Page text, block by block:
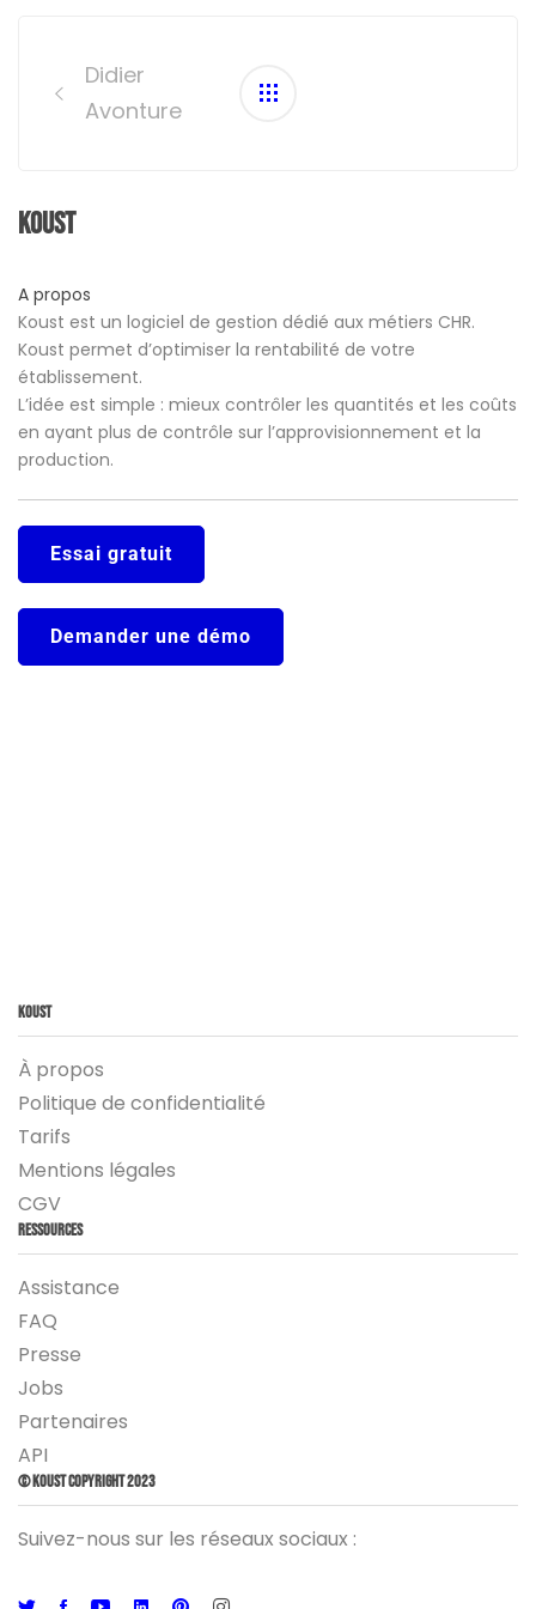
navigation
Didier
Avonture
Koust
A propos
Koust est un logiciel de gestion dédié aux métiers CHR.
Koust permet d’optimiser la rentabilité de votre
établissement.
L’idée est simple : mieux contrôler les quantités et les coûts
en ayant plus de contrôle sur l’approvisionnement et la
production.
Essai gratuit
Demander une démo
Koust
À propos
Politique de confidentialité
Tarifs
Mentions légales
CGV
Ressources
Assistance
FAQ
Presse
Jobs
Partenaires
API
© Koust Copyright 2023
Suivez-nous sur les réseaux sociaux :